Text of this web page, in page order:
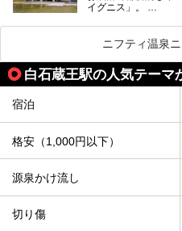
時などに利用しやす
イグニス」。
関西空港や吉川美南
2年4月にオープンし
温泉の「藤塚の湯」
タリアン「グリーチ
ファリーヌ」、スイ
と「ル ショコラ ド
琲」と話題のお店が
この「アクアイグニ
ニフティ温泉
白石蔵王駅の人気テーマ
宿泊
格安（1,000円以下）
源泉かけ流し
切り傷